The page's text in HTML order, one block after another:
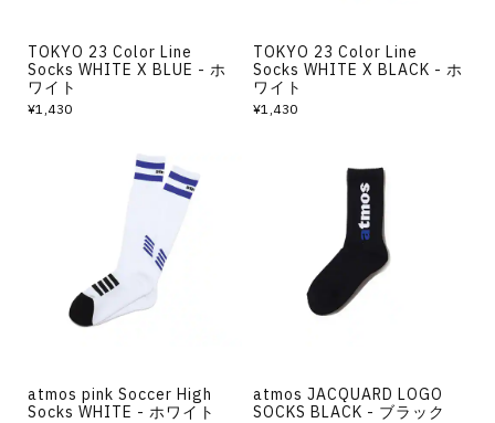
TOKYO 23 Color Line
Socks WHITE X BLUE - ホ
ワイト
¥1,430
TOKYO 23 Color Line
Socks WHITE X BLACK - ホ
ワイト
¥1,430
atmos pink Soccer High
Socks WHITE - ホワイト
atmos JACQUARD LOGO
SOCKS BLACK - ブラック